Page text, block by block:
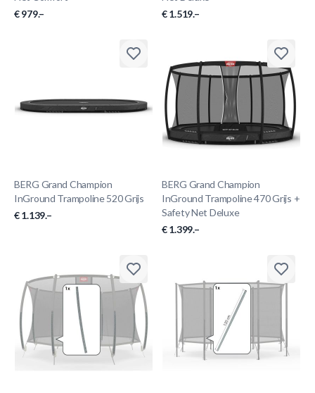
€ 979.–
€ 1.519.–
BERG Grand Champion
InGround Trampoline 520 Grijs
€ 1.139.–
BERG Grand Champion
InGround Trampoline 470 Grijs +
Safety Net Deluxe
€ 1.399.–